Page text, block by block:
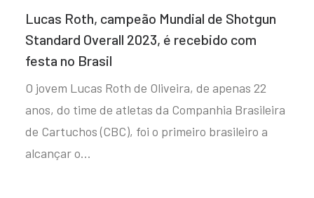
Lucas Roth, campeão Mundial de Shotgun
Standard Overall 2023, é recebido com
festa no Brasil
O jovem Lucas Roth de Oliveira, de apenas 22
anos, do time de atletas da Companhia Brasileira
de Cartuchos (CBC), foi o primeiro brasileiro a
alcançar o…